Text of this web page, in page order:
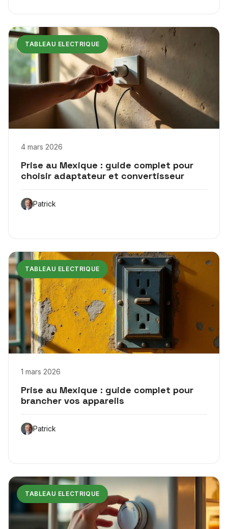
TABLEAU ELECTRIQUE
4 mars 2026
Prise au Mexique : guide complet pour
choisir adaptateur et convertisseur
Patrick
TABLEAU ELECTRIQUE
1 mars 2026
Prise au Mexique : guide complet pour
brancher vos appareils
Patrick
TABLEAU ELECTRIQUE